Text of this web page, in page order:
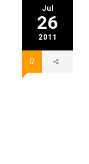
Jul
26
2011
0